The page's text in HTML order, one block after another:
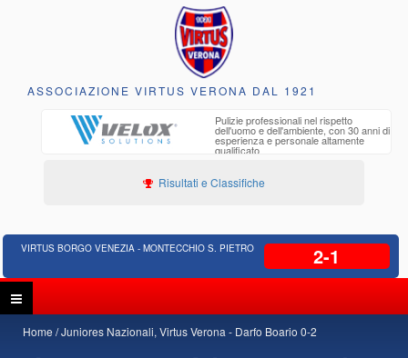
ASSOCIAZIONE VIRTUS VERONA DAL 1921
Pulizie professionali nel rispetto
dell'uomo e dell'ambiente, con 30 anni di
esperienza e personale altamente
qualificato
Risultati e Classifiche
VIRTUS BORGO VENEZIA - MONTECCHIO S. PIETRO 2-1
Home Juniores Nazionali, Virtus Verona - Darfo Boario 0-2